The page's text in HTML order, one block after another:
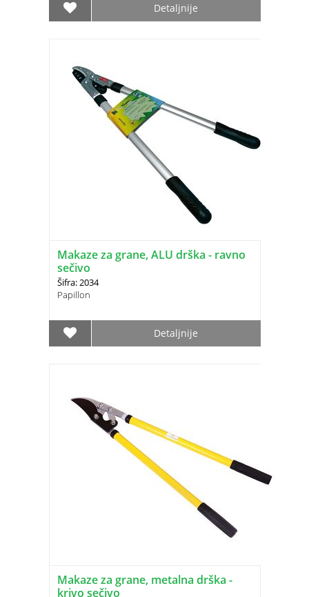
Detaljnije
Makaze za grane, ALU drška - ravno
sečivo
Šifra: 2034
Papillon
Detaljnije
Makaze za grane, metalna drška -
krivo sečivo